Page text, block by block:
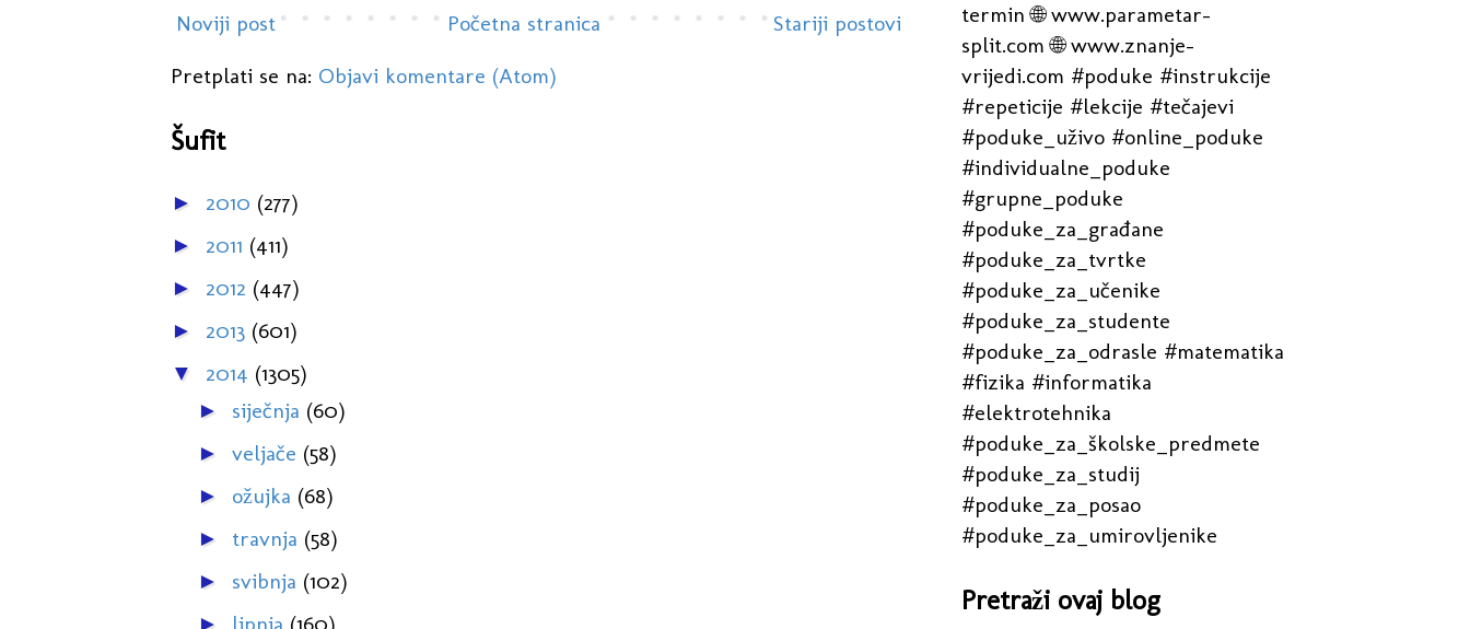
Noviji post Stariji postovi
Početna stranica
Pretplati se na: Objavi komentare (Atom)
Šufit
► 2010 (277)
► 2011 (411)
► 2012 (447)
► 2013 (601)
▼ 2014 (1305)
► siječnja (60)
► veljače (58)
► ožujka (68)
► travnja (58)
► svibnja (102)
►
termin 🌐 www.parametar-
split.com 🌐 www.znanje-
vrijedi.com #poduke #instrukcije
#repeticije #lekcije #tečajevi
#poduke_uživo #online_poduke
#individualne_poduke
#grupne_poduke
#poduke_za_građane
#poduke_za_tvrtke
#poduke_za_učenike
#poduke_za_studente
#poduke_za_odrasle #matematika
#fizika #informatika
#elektrotehnika
#poduke_za_školske_predmete
#poduke_za_studij
#poduke_za_posao
#poduke_za_umirovljenike
Pretraži ovaj blog